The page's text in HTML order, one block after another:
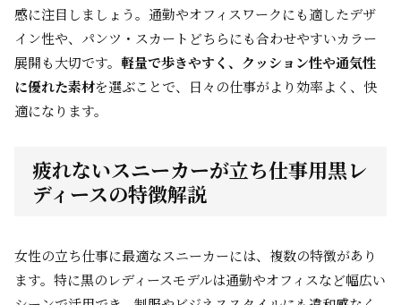
感に注目しましょう。通勤やオフィスワークにも適したデザ
イン性や、パンツ・スカートどちらにも合わせやすいカラー
展開も大切です。 軽量で歩きやすく、クッション性や通気性
に優れた素材を選ぶことで、日々の仕事がより効率よく、快
適になります。
疲れないスニーカーが立ち仕事用黒レ
ディースの特徴解説
女性の立ち仕事に最適なスニーカーには、複数の特徴があり
ます。特に黒のレディースモデルは通勤やオフィスなど幅広い